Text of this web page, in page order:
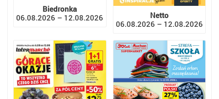
Biedronka
06.08.2026 – 12.08.2026
Netto
06.08.2026 – 12.08.2026